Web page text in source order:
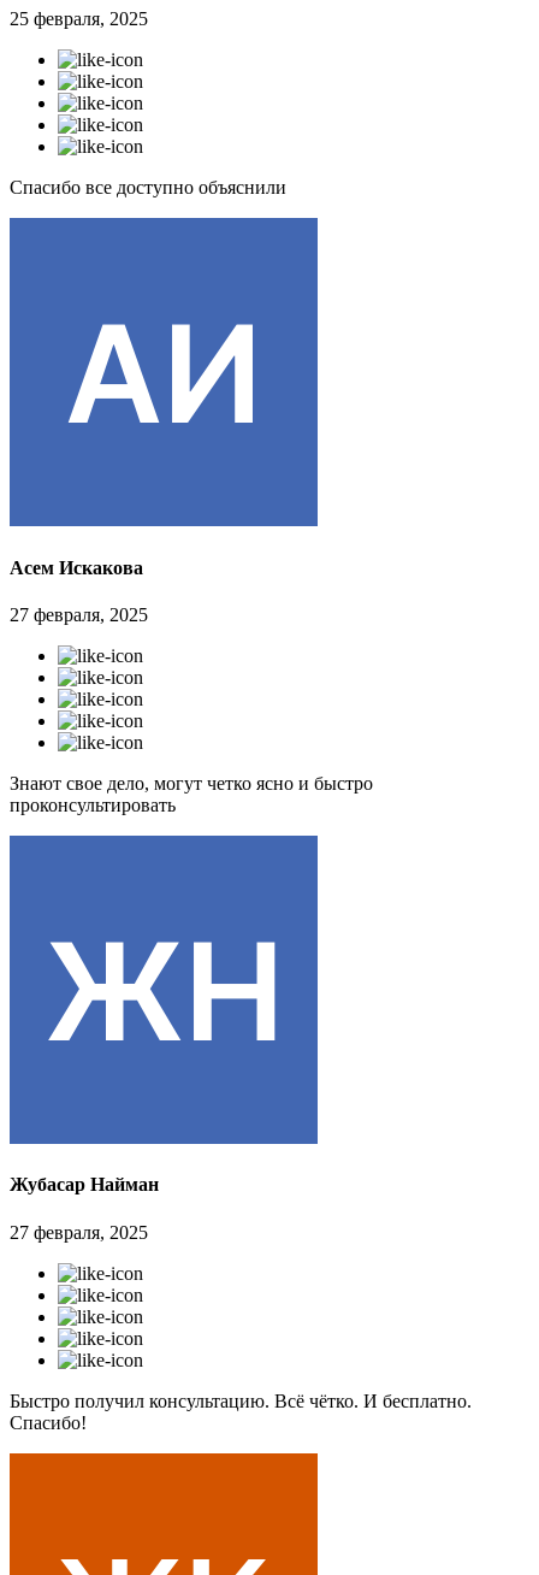
25 февраля, 2025
Спасибо все доступно объяснили
Асем Искакова
27 февраля, 2025
Знают свое дело, могут четко ясно и быстро
проконсультировать
Жубасар Найман
27 февраля, 2025
Быстро получил консультацию. Всё чётко. И бесплатно.
Спасибо!